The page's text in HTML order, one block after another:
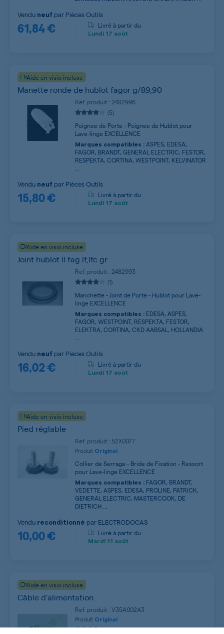
61,84 €
Vendu neuf par Pièces Outils
Livré à partir du
Lundi 17 août
Aide en visio incluse
Manette ronde de hublot fagor g/89,90
Ref. produit : 2482996
(5)
Poignee de Porte - Poignee de Hublot pour
Lave-linge EXCELLENCE
Marques compatibles : ASPES, EDESA,
FAGOR, BRANDT, GENERAL ELECTRIC, FESTOR,
RESPEKTA, CORTINA, WESTPOINT, KELVINATOR
15,80 €
Vendu neuf par Pièces Outils
Livré à partir du
Lundi 17 août
Aide en visio incluse
Joint hublot ll fag lf,lfc gr
Ref. produit : 2482993
(1)
Manchette - Joint de Porte - Hublot pour Lave-
linge EXCELLENCE
Marques compatibles : EDESA, ASPES,
FAGOR, WESTPOINT, RESPEKTA, FESTOR,
ELEKTRA, CORTINA, CKD AABSAL, HOLLANDIA
16,02 €
Vendu neuf par Pièces Outils
Livré à partir du
Lundi 17 août
Aide en visio incluse
Pied réglable
Ref. produit : 52X0077
Produit Original
Collier de Serrage - Bride de Fixation - Ressort
pour Lave-linge EXCELLENCE
Marques compatibles : FAGOR, BRANDT,
VEDETTE, ASPES, EDESA, PROLINE, PATRICK,
GENERAL ELECTRIC, MASTERCOOK, DE
DIETRICH ...
10,00 €
Vendu reconditionné par ELECTRODOCAS
Livré à partir du
Mardi 11 août
Aide en visio incluse
Câble d'alimentation
Ref. produit : V35A002A3
Produit Original
(1)